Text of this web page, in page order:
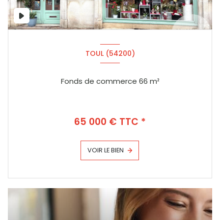
TOUL (54200)
Fonds de commerce 66 m²
65 000 € TTC *
VOIR LE BIEN